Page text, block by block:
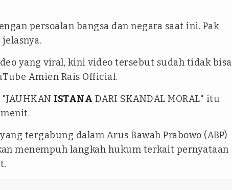
persoalan bangsa dan negara saat ini. Pak
yang viral, kini video tersebut sudah tidak bisa
Amien Rais Official.
ISTANA DARI SKANDAL MORAL" itu
yang tergabung dalam Arus Bawah Prabowo (ABP)
menempuh langkah hukum terkait pernyataan